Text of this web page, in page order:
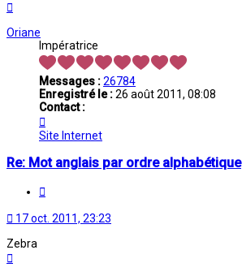
Oriane
Impératrice
Messages :26784
Enregistré le :26 août 2011, 08:08
Contact :
Oriane
Site Internet
Re: Mot anglais par ordre alphabétique
17 oct. 2011, 23:23
Zebra